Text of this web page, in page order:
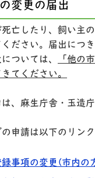
変更の届出
亡したり、飼い主
ださい。届出につ
ついては、
「他の
てください。
、麻生庁舎・玉造
申請は以下のリン
録事項の変更(市内の